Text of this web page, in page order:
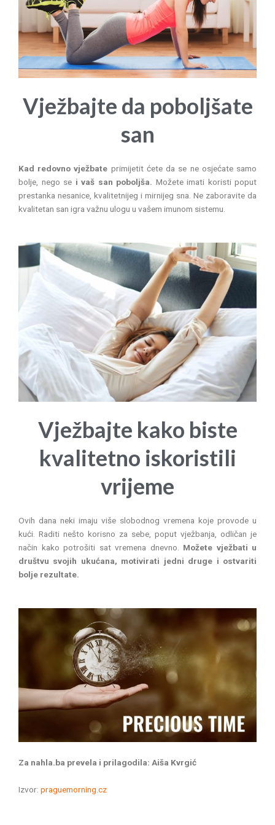
Vježbajte da poboljšate
san
Kad redovno vježbate primijetit ćete da se ne osjećate samo
bolje, nego se i vaš san poboljša. Možete imati koristi poput
prestanka nesanice, kvalitetnijeg i mirnijeg sna. Ne zaboravite da
kvalitetan san igra važnu ulogu u vašem imunom sistemu.
Vježbajte kako biste
kvalitetno iskoristili
vrijeme
Ovih dana neki imaju više slobodnog vremena koje provode u
kući. Raditi nešto korisno za sebe, poput vježbanja, odličan je
način kako potrošiti sat vremena dnevno. Možete vježbati u
društvu svojih ukućana, motivirati jedni druge i ostvariti
bolje rezultate.
Za nahla.ba prevela i prilagodila: Aiša Kvrgić
Izvor: praguemorning.cz